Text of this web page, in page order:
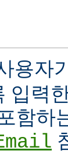
용자
입력
함하